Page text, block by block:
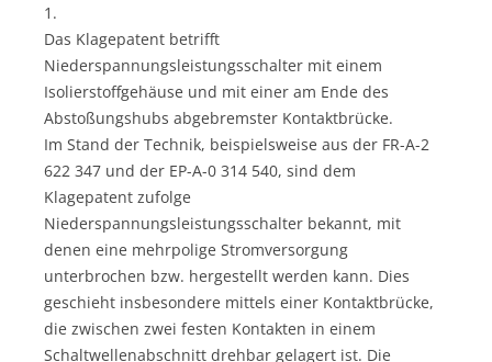
1.
Das Klagepatent betrifft
Niederspannungsleistungsschalter mit einem
Isolierstoffgehäuse und mit einer am Ende des
Abstoßungshubs abgebremster Kontaktbrücke.
Im Stand der Technik, beispielsweise aus der FR-A-2
622 347 und der EP-A-0 314 540, sind dem
Klagepatent zufolge
Niederspannungsleistungsschalter bekannt, mit
denen eine mehrpolige Stromversorgung
unterbrochen bzw. hergestellt werden kann. Dies
geschieht insbesondere mittels einer Kontaktbrücke,
die zwischen zwei festen Kontakten in einem
Schaltwellenabschnitt drehbar gelagert ist. Die